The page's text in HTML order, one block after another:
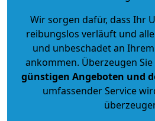
Wir sorgen dafür, dass Ihr
reibungslos verläuft und
und unbeschadet an
ankommen. Überzeugen
günstigen Angeboten und
umfassender Service